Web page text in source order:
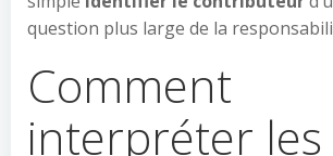
question plus large de la
Comment
interpréter les